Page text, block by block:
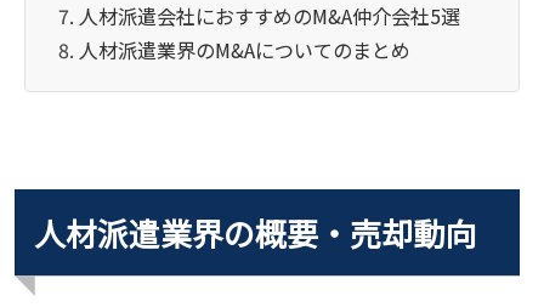
人材派遣会社におすすめのM&A仲介会社5選
人材派遣業界のM&Aについてのまとめ
人材派遣業界の概要・売却動向